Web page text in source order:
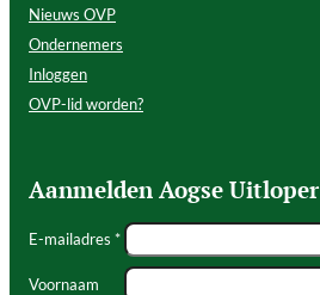
Nieuws OVP
Ondernemers
Inloggen
OVP-lid worden?
Aanmelden Aogse Uitloper
E-mailadres *
Voornaam